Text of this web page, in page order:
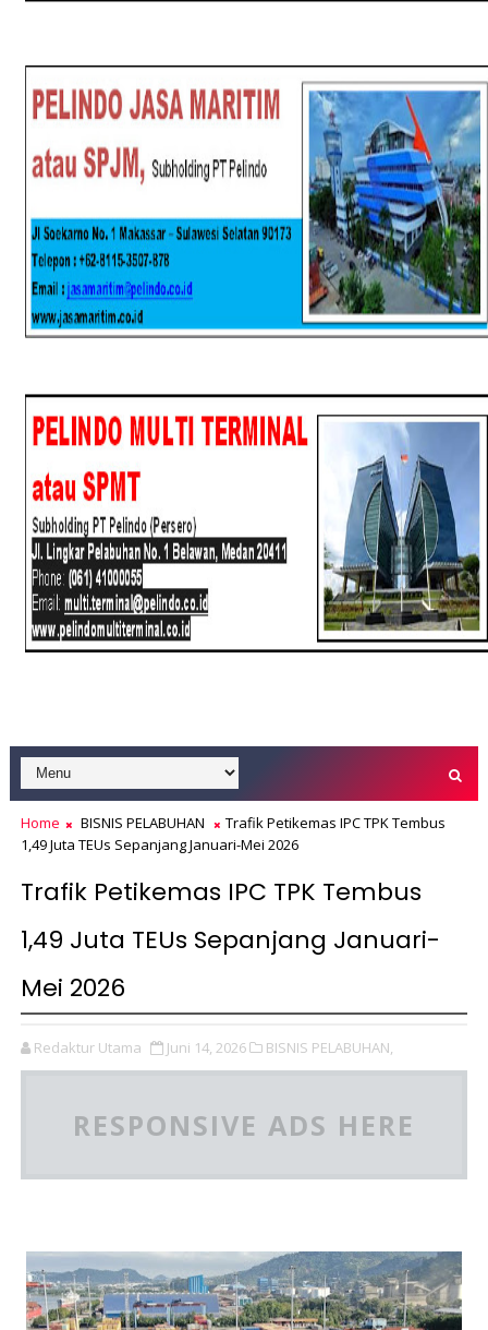
Home BISNIS PELABUHAN
Trafik Petikemas IPC TPK Tembus
1,49 Juta TEUs Sepanjang Januari-Mei 2026
Trafik Petikemas IPC TPK Tembus
1,49 Juta TEUs Sepanjang Januari-
Mei 2026
Redaktur Utama Juni 14, 2026 BISNIS PELABUHAN,
RESPONSIVE ADS HERE